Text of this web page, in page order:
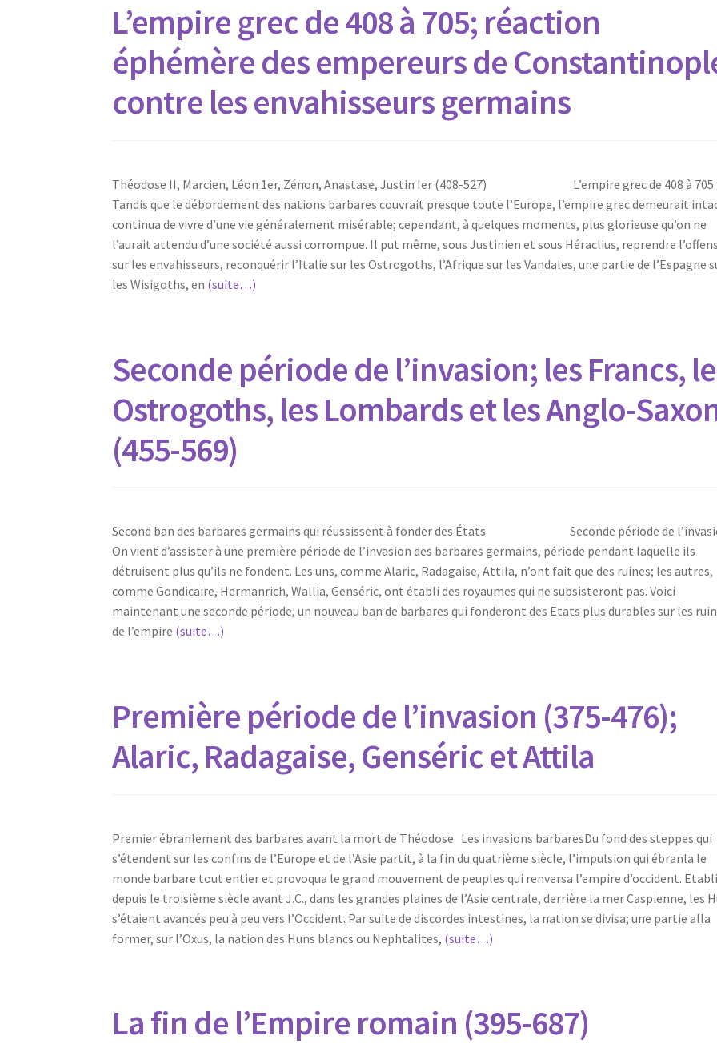
L’empire grec de 408 à 705; réaction
éphémère des empereurs de
contre les envahisseurs germains
Théodose II, Marcien, Léon 1er, Zénon, Anastase, Justin Ier (408-527) L’empire grec de 408 à 705
Tandis que le débordement des nations barbares couvrait presque toute l’Europe, l’empire grec demeurait
continua de vivre d’une vie généralement misérable; cependant, à quelques moments, plus glorieuse qu’on ne
l’aurait attendu d’une société aussi corrompue. Il put même, sous Justinien et sous Héraclius, reprendre
sur les envahisseurs, reconquérir l’Italie sur les Ostrogoths, l’Afrique sur les Vandales, une partie de l’Espagne
les Wisigoths, en (suite…)
Seconde période de l’invasion; les Francs,
Ostrogoths, les Lombards et les Anglo-
(455-569)
Second ban des barbares germains qui réussissent à fonder des États Seconde période de
On vient d’assister à une première période de l’invasion des barbares germains, période pendant laquelle ils
détruisent plus qu’ils ne fondent. Les uns, comme Alaric, Radagaise, Attila, n’ont fait que des ruines; les autres,
comme Gondicaire, Hermanrich, Wallia, Genséric, ont établi des royaumes qui ne subsisteront pas. Voici
maintenant une seconde période, un nouveau ban de barbares qui fonderont des Etats plus durables sur les
de l’empire (suite…)
Première période de l’invasion (375-476);
Alaric, Radagaise, Genséric et Attila
Premier ébranlement des barbares avant la mort de Théodose Les invasions barbaresDu fond des steppes qui
s’étendent sur les confins de l’Europe et de l’Asie partit, à la fin du quatrième siècle, l’impulsion qui ébranla le
monde barbare tout entier et provoqua le grand mouvement de peuples qui renversa l’empire d’occident.
depuis le troisième siècle avant J.C., dans les grandes plaines de l’Asie centrale, derrière la mer Caspienne, les
s’étaient avancés peu à peu vers l’Occident. Par suite de discordes intestines, la nation se divisa; une partie alla
former, sur l’Oxus, la nation des Huns blancs ou Nephtalites, (suite…)
La fin de l’Empire romain (395-687)